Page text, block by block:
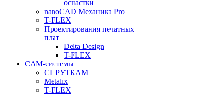
оснастки
nanoCAD Механика Pro
T-FLEX
Проектирования печатных
плат
Delta Design
T-FLEX
CAM-системы
СПРУТКAM
Metalix
T-FLEX